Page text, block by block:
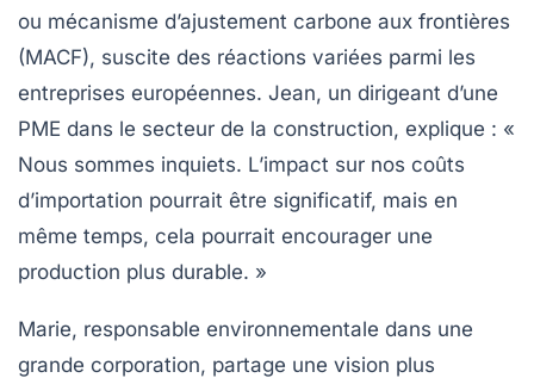
ou mécanisme d’ajustement carbone aux frontières
(MACF), suscite des réactions variées parmi les
entreprises européennes. Jean, un dirigeant d’une
PME dans le secteur de la construction, explique : «
Nous sommes inquiets. L’impact sur nos coûts
d’importation pourrait être significatif, mais en
même temps, cela pourrait encourager une
production plus durable. »
Marie, responsable environnementale dans une
grande corporation, partage une vision plus